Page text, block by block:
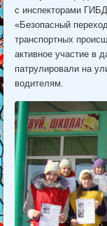
с инспекторами
«Безопасный
транспортных
активное участие в
патрулировали на
водителям.